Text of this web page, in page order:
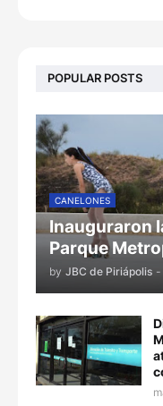
POPULAR POSTS
CANELONES
Inauguraron
Parque
by JBC de Piriápolis -